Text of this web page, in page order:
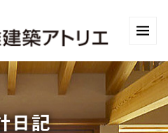
日記